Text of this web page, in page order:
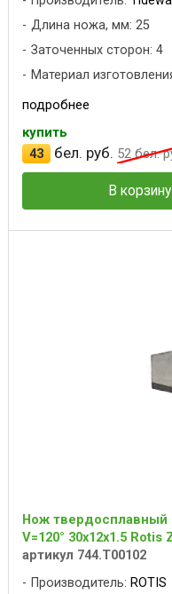
Длина ножа, мм: 25
Заточенных сторон: 4
Материал
подробнее
купить
43
бел. руб. 52бел.
В корзину
Нож твердосплавный
V=120° 30x12x1.5 Rotis
артикул 744.T00102
Производитель: ROTIS